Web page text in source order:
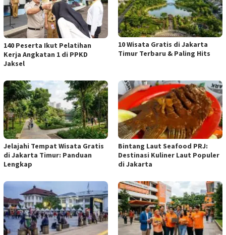
140 Peserta Ikut Pelatihan
Kerja Angkatan 1 di PPKD
Jaksel
10 Wisata Gratis di Jakarta
Timur Terbaru & Paling Hits
Jelajahi Tempat Wisata Gratis
di Jakarta Timur: Panduan
Lengkap
Bintang Laut Seafood PRJ:
Destinasi Kuliner Laut Populer
di Jakarta